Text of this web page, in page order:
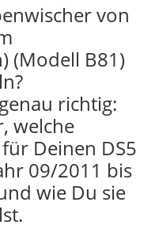
von
(Modell B81)
richtig:
welche
Deinen DS5
09/2011 bis
wie Du sie